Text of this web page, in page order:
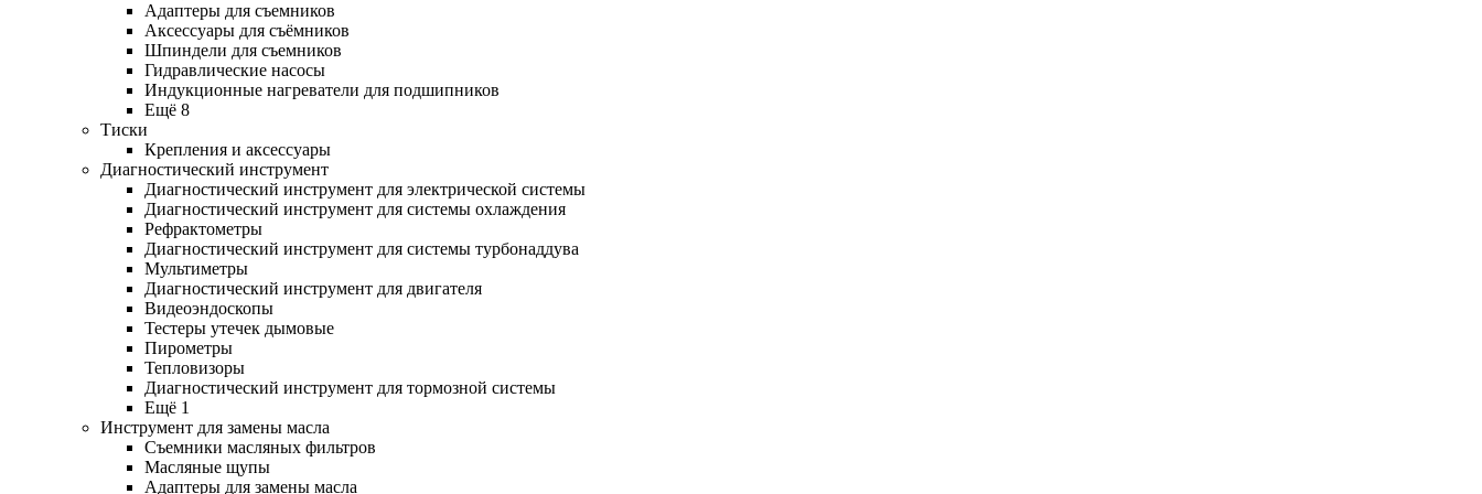
Адаптеры для съемников
Аксессуары для съёмников
Шпиндели для съемников
Гидравлические насосы
Индукционные нагреватели для подшипников
Ещё 8
Тиски
Крепления и аксессуары
Диагностический инструмент
Диагностический инструмент для электрической системы
Диагностический инструмент для системы охлаждения
Рефрактометры
Диагностический инструмент для системы турбонаддува
Мультиметры
Диагностический инструмент для двигателя
Видеоэндоскопы
Тестеры утечек дымовые
Пирометры
Тепловизоры
Диагностический инструмент для тормозной системы
Ещё 1
Инструмент для замены масла
Съемники масляных фильтров
Масляные щупы
Адаптеры для замены масла